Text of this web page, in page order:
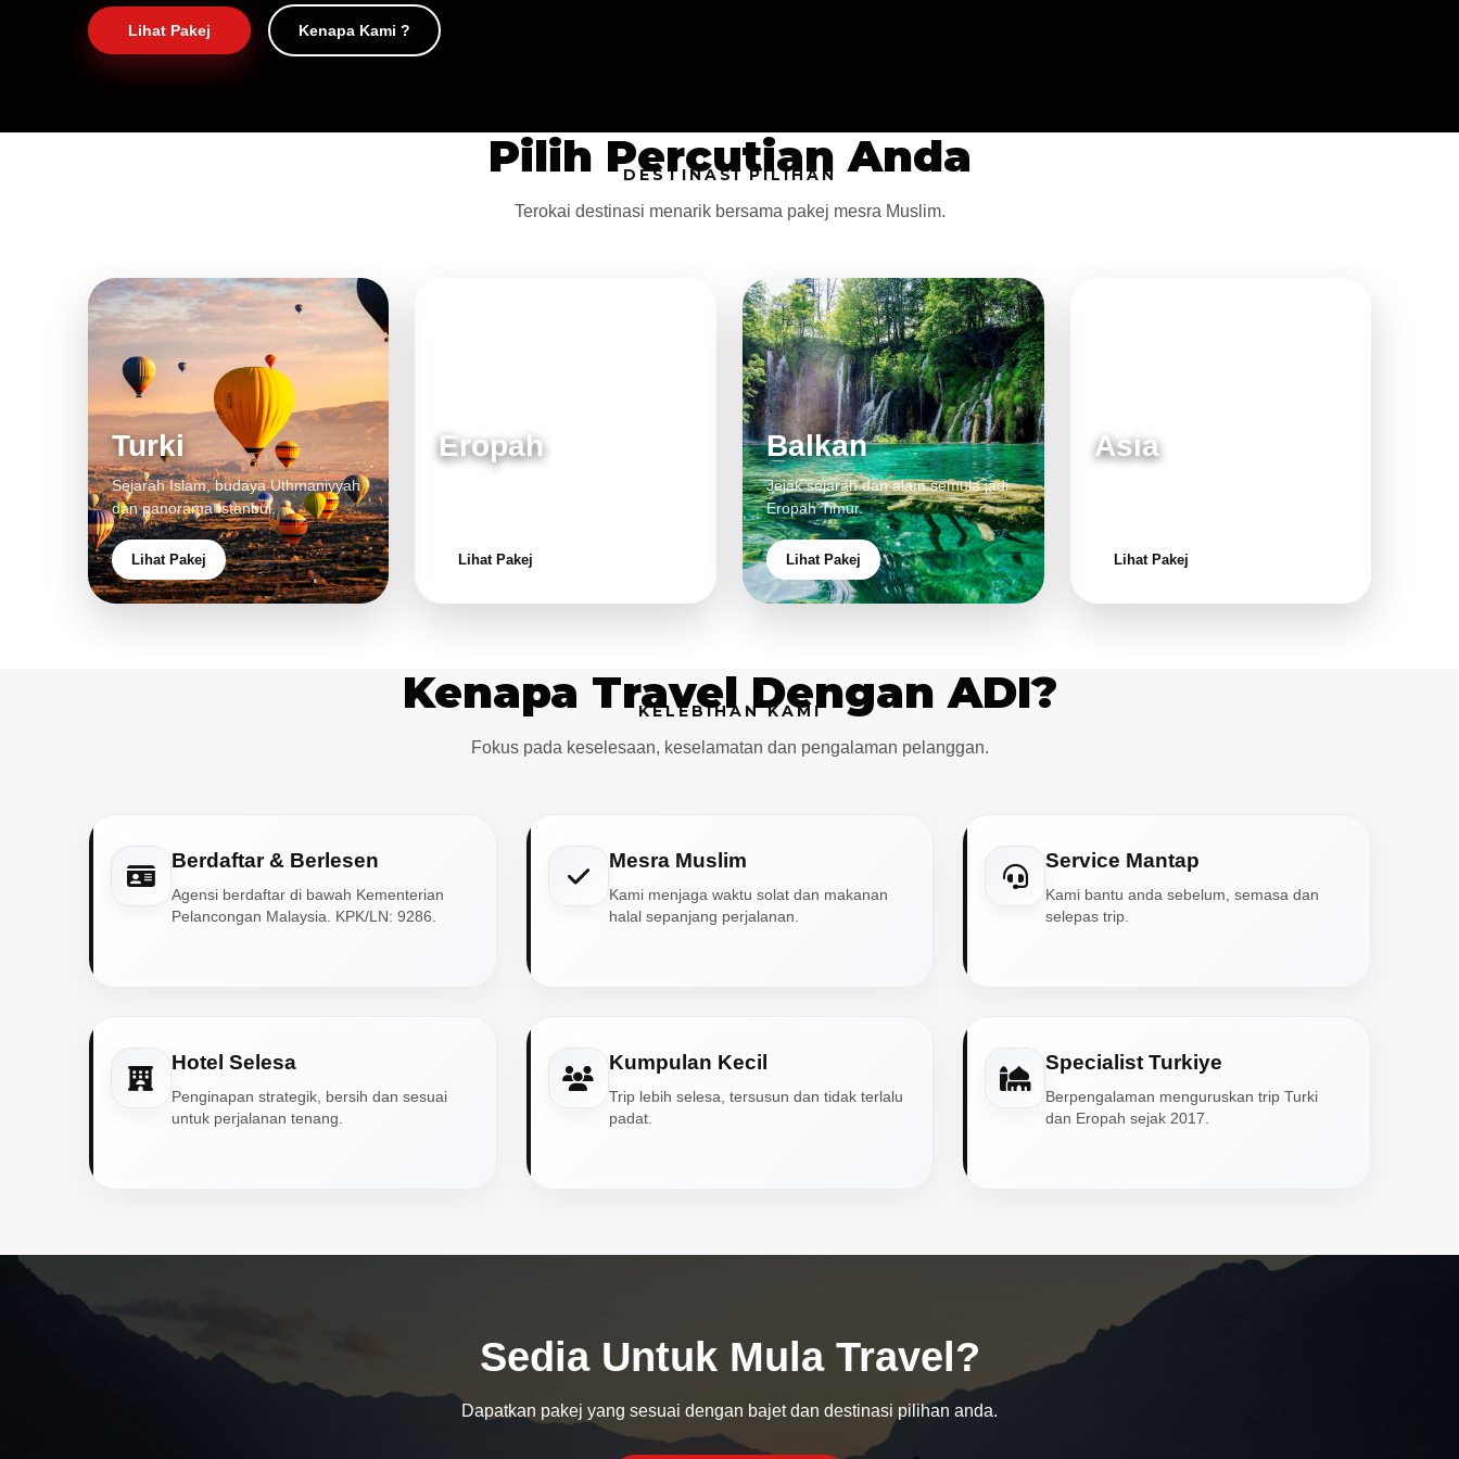
Lihat Pakej Kenapa Kami ?
DESTINASI PILIHAN
Pilih Percutian Anda
Terokai destinasi menarik bersama pakej mesra Muslim.
Turki
Sejarah Islam, budaya Uthmaniyyah
dan panorama Istanbul.
Lihat Pakej
Eropah
Lihat Pakej
Balkan
Jejak sejarah dan alam semula jadi
Eropah Timur.
Lihat Pakej
Asia
Lihat Pakej
KELEBIHAN KAMI
Kenapa Travel Dengan ADI?
Fokus pada keselesaan, keselamatan dan pengalaman pelanggan.
Berdaftar & Berlesen
Agensi berdaftar di bawah Kementerian
Pelancongan Malaysia. KPK/LN: 9286.
Mesra Muslim
Kami menjaga waktu solat dan makanan
halal sepanjang perjalanan.
Service Mantap
Kami bantu anda sebelum, semasa dan
selepas trip.
Hotel Selesa
Penginapan strategik, bersih dan sesuai
untuk perjalanan tenang.
Kumpulan Kecil
Trip lebih selesa, tersusun dan tidak terlalu
padat.
Specialist Turkiye
Berpengalaman menguruskan trip Turki
dan Eropah sejak 2017.
Sedia Untuk Mula Travel?
Dapatkan pakej yang sesuai dengan bajet dan destinasi pilihan anda.